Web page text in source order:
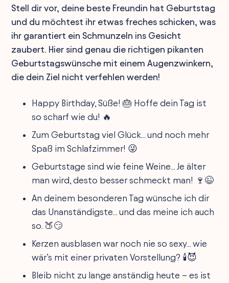
Stell dir vor, deine beste Freundin hat Geburtstag
und du möchtest ihr etwas freches schicken, was
ihr garantiert ein Schmunzeln ins Gesicht
zaubert. Hier sind genau die richtigen pikanten
Geburtstagswünsche mit einem Augenzwinkern,
die dein Ziel nicht verfehlen werden!
Happy Birthday, Süße! 🎂 Hoffe dein Tag ist
so scharf wie du! 🔥
Zum Geburtstag viel Glück... und noch mehr
Spaß im Schlafzimmer! 😜
Geburtstage sind wie feine Weine... Je älter
man wird, desto besser schmeckt man! 🍷😉
An deinem besonderen Tag wünsche ich dir
das Unanständigste... und das meine ich auch
so. 🍑😏
Kerzen ausblasen war noch nie so sexy... wie
wär’s mit einer privaten Vorstellung? 🕯️😈
Bleib nicht zu lange anständig heute – es ist